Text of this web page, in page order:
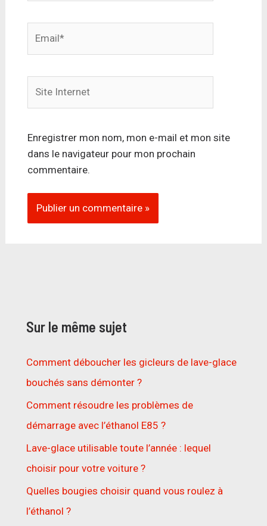
Internet
Enregistrer mon nom, mon e-mail et mon site
dans le navigateur pour mon prochain
commentaire.
Sur le même sujet
Comment déboucher les gicleurs de lave-glace
bouchés sans démonter ?
Comment résoudre les problèmes de
démarrage avec l’éthanol E85 ?
Lave-glace utilisable toute l’année : lequel
choisir pour votre voiture ?
Quelles bougies choisir quand vous roulez à
l’éthanol ?